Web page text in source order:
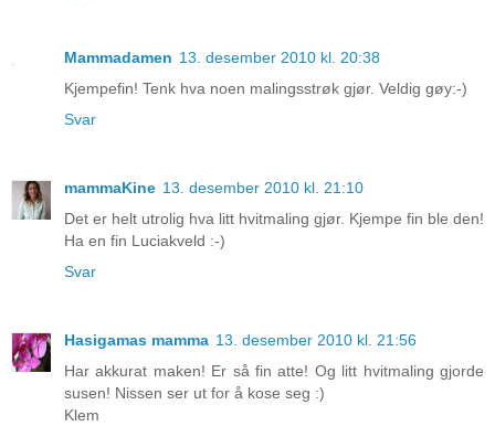
Mammadamen 13. desember 2010 kl. 20:38
Kjempefin! Tenk hva noen malingsstrøk gjør. Veldig gøy:-)
Svar
mammaKine 13. desember 2010 kl. 21:10
Det er helt utrolig hva litt hvitmaling gjør. Kjempe fin ble den!
Ha en fin Luciakveld :-)
Svar
Hasigamas mamma 13. desember 2010 kl. 21:56
Har akkurat maken! Er så fin atte! Og litt hvitmaling gjorde
susen! Nissen ser ut for å kose seg :)
Klem